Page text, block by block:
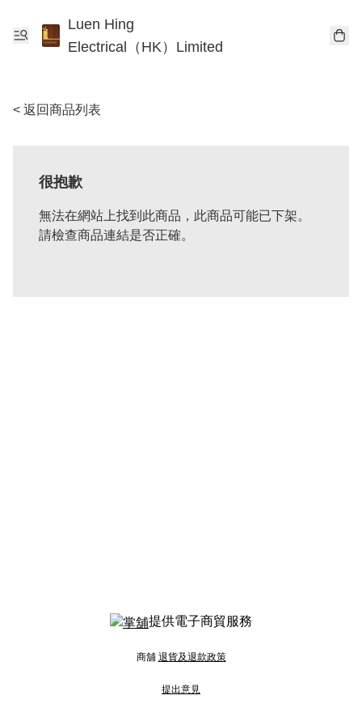
Luen Hing
Electrical（HK）Limited
< 返回商品列表
很抱歉
無法在網站上找到此商品，此商品可能已下架。
請檢查商品連結是否正確。
提供電子商貿服務
商舖 退貨及退款政策
提出意見